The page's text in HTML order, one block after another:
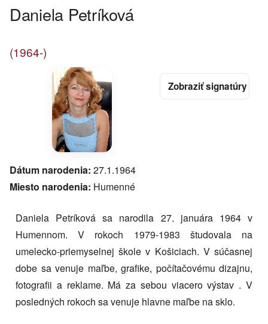
Daniela Petríková
(1964-)
Dátum narodenia: 27.1.1964
Miesto narodenia: Humenné
Daniela Petríková sa narodila 27. januára 1964 v
Humennom. V rokoch 1979-1983 študovala na
umelecko-priemyselnej škole v Košiciach. V súčasnej
dobe sa venuje maľbe, grafike, počítačovému dizajnu,
fotografii a reklame. Má za sebou viacero výstav . V
posledných rokoch sa venuje hlavne maľbe na sklo.